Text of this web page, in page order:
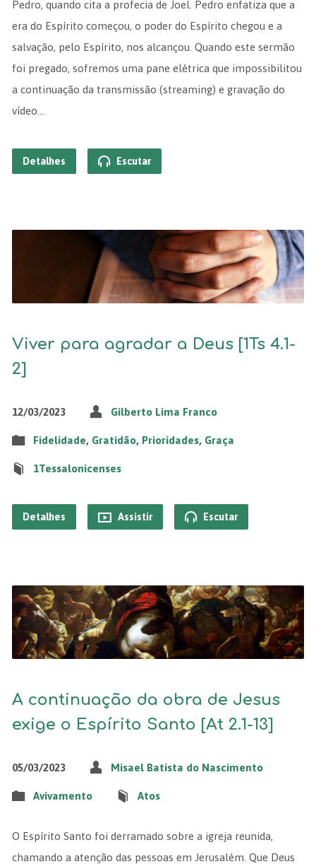
Pedro, quando cita a profecia de Joel. Pedro enfatiza que a
era do Espírito começou, o poder do Espírito chegou e a
salvação, pelo Espírito, nos alcançou. Quando este sermão
foi pregado, sofremos uma pane elétrica que impossibilitou
a continuação da transmissão (streaming) e gravação do
vídeo.…
Detalhes Escutar
Viver para agradar a Deus [1Ts 4.1-
2]
12/03/2023 Gilberto Lima Franco
Fidelidade, Gratidão, Prioridades, Graça
1Tessalonicenses
Detalhes Assistir Escutar
A continuação da obra de Jesus
exige o Espírito Santo [At 2.1-13]
05/03/2023 Misael Batista do Nascimento
Avivamento Atos
O Espírito Santo foi derramado sobre a igreja reunida,
chamando a atenção das pessoas em Jerusalém. Que Deus